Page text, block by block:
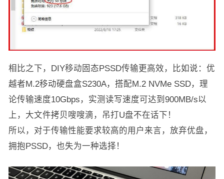
相比之下，DIY移动固态PSSD传输更高效，比如说：优
越者M.2移动硬盘盒S230A，搭配M.2 NVMe SSD，理
论传输速度10Gbps，实测读写速度可达到900MB/s以
上，大文件拷贝嗖嗖滴，吊打U盘不在话下！
所以，对于传输性能要求较高的用户来言，放弃优盘，
拥抱PSSD，也失为一种选择！